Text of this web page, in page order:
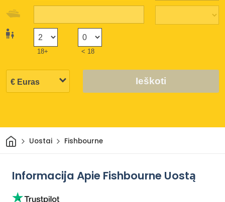
18+ < 18
Ieškoti
Pradžia
Uostai Fishbourne
Informacija Apie Fishbourne Uostą